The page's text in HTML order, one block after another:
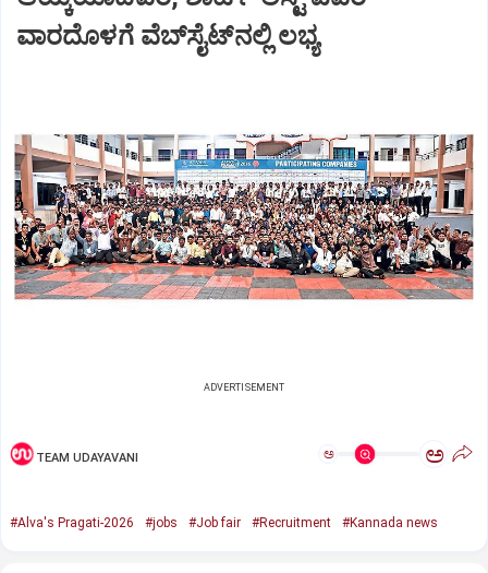
ವಾರದೊಳಗೆ ವೆಬ್‌ಸೈಟ್‌ನಲ್ಲಿ ಲಭ್ಯ
ADVERTISEMENT
TEAM UDAYAVANI ಅ ಅ
#Alva's Pragati-2026 #jobs #Job fair #Recruitment #Kannada news